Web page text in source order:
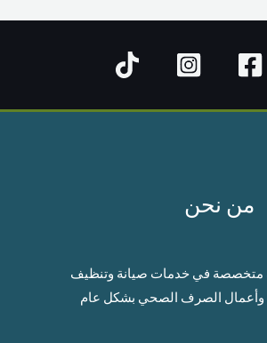
من نحن
متخصصة في خدمات صيانة وتنظيف
وأعمال الصرف الصحي بشكل عام